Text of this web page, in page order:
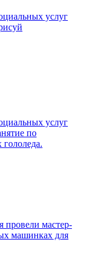
услуг
услуг
по
провели мастер-
машинках для